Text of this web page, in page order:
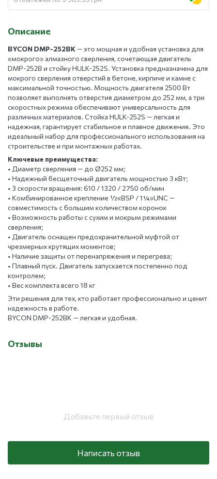
Описание
BYCON DMP-252BK — это мощная и удобная установка для
«мокрого» алмазного сверления, сочетающая двигатель
DMP-252B и стойку HULK-252S. Установка предназначена для
мокрого сверления отверстий в бетоне, кирпиче и камне с
максимальной точностью. Мощность двигателя 2500 Вт
позволяет выполнять отверстия диаметром до 252 мм, а три
скоростных режима обеспечивают универсальность для
различных материалов. Стойка HULK-252S — легкая и
надежная, гарантирует стабильное и плавное движение. Это
идеальный набор для профессионального использования на
строительстве и при монтажных работах.
Ключевые преимущества:
• Диаметр сверления — до Ø252 мм;
• Надежный бесщеточный двигатель мощностью 3 кВт;
• 3 скорости вращения: 610 / 1320 / 2750 об/мин
• Комбинированное крепление ½«BSP / 1¼»UNC —
совместимость с большим количеством коронок
• Возможность работы с сухим и мокрым режимами
сверления;
• Двигатель оснащен предохранительной муфтой от
чрезмерных крутящих моментов;
• Наличие защиты от перенапряжения и перегрева;
• Плавный пуск. Двигатель запускается постепенно под
контролем;
• Вес комплекта всего 18 кг
Эти решения для тех, кто работает профессионально и ценит
надежность в работе.
BYCON DMP-252BK — легкая и удобная.
Отзывы
Добавьте первый отзыв
Написать отзыв